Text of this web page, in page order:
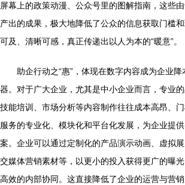
屏幕上的政策动漫、公众号里的图解指南，这些
产出的成果，极大地降低了公众的信息获取门槛
可及、清晰可感，真正传递出以人为本的“暖意”。
助企行动之“惠”，体现在数字内容成为企业降
器。对于广大企业，尤其是中小企业而言，专业的
技能培训、市场分析等内容制作往往成本高昂、
服务的专业化、模块化和平台化发展，为企业提
案。企业可以通过定制化的产品演示动画、虚拟
交媒体营销素材等，以更小的投入获得更广的曝
高效的内部协同。这直接降低了企业的运营与营